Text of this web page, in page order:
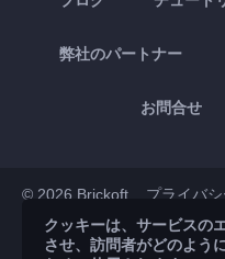
弊社のパートナー
お問合せ
© 2026 Brickoft プライバ
App Store
クッキーは、サービスの
させ、訪問者がどのよう